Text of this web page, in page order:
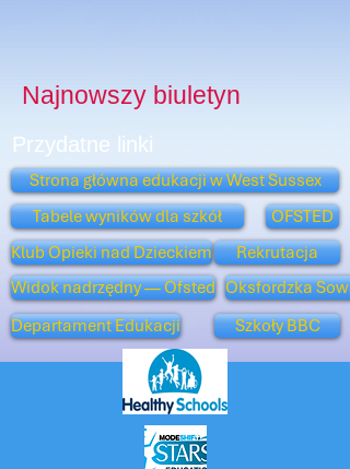
Najnowszy biuletyn
Przydatne linki
Strona główna edukacji w West Sussex
Tabele wyników dla szkół
OFSTED
Klub Opieki nad Dzieckiem
Widok nadrzędny — Ofsted
Rekrutacja
Oksfordzka Sowa
Departament Edukacji
Szkoły BBC